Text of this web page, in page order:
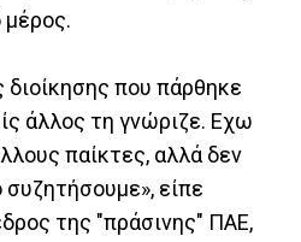
μέρος.
που πάρθηκε
άλλος τη γνώριζε. Εχω
παίκτες, αλλά δεν
συζητήσουμε», είπε
της "πράσινης" ΠΑΕ,